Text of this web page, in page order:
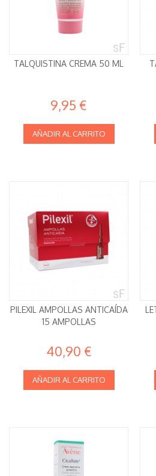
TALQUISTINA CREMA 50 ML
9,95 €
AÑADIR AL CARRITO
PILEXIL AMPOLLAS ANTICAÍDA
15 AMPOLLAS
40,90 €
AÑADIR AL CARRITO